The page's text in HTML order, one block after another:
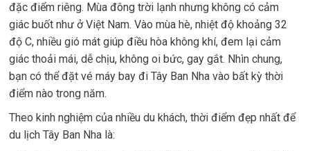
đặc điểm riêng. Mùa đông trời lạnh nhưng không có cảm
giác buốt như ở Việt Nam. Vào mùa hè, nhiệt độ khoảng 32
độ C, nhiều gió mát giúp điều hòa không khí, đem lại cảm
giác thoải mái, dễ chịu, không oi bức, gay gắt. Nhìn chung,
bạn có thể đặt vé máy bay đi Tây Ban Nha vào bất kỳ thời
điểm nào trong năm.
Theo kinh nghiệm của nhiều du khách, thời điểm đẹp nhất để
du lịch Tây Ban Nha là: